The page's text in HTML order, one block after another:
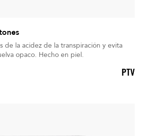
de la acidez de la transpiración y evita
opaco. Hecho en piel.
PTV